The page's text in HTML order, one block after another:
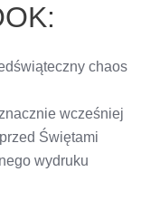
chaos
wcześniej
Świętami
wydruku